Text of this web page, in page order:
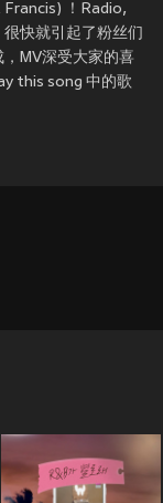
！Radio,
快就引起了粉丝们
MV深受大家的喜
this song 中的歌